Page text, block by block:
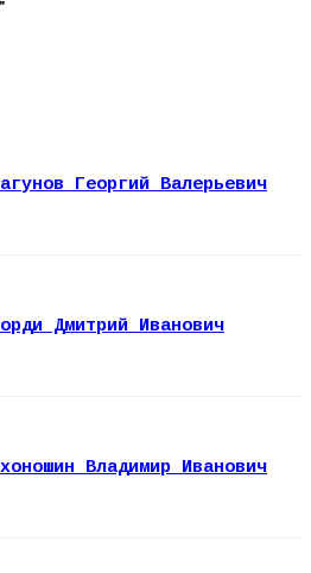
Георгий Валерьевич
Дмитрий Иванович
Владимир Иванович